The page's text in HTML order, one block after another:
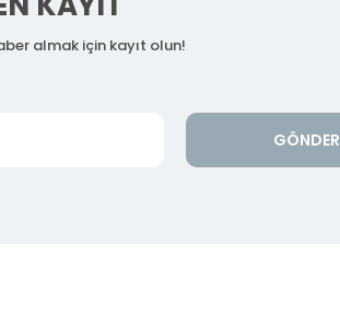
almak için kayıt olun!
GÖNDER